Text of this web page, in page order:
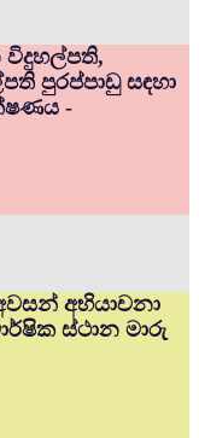
විදුහල්පති,
පුරප්පාඩු සඳහා
-
අභියාචනා
ස්ථාන මාරු